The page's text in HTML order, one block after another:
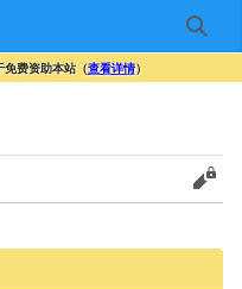
搜索
免费资助本站（查看详情）
查看